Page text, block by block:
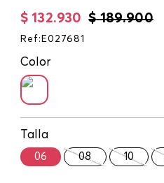
$ 189.900
$ 132.930
Ref : E027681
Color
Talla
06 08 10